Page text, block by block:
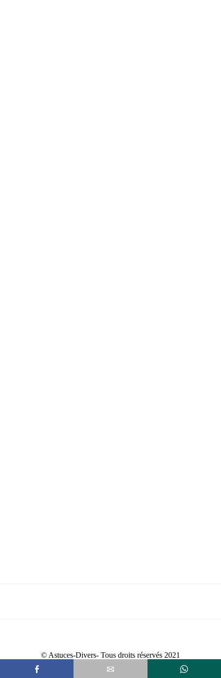
© Astuces-Divers- Tous droits réservés 2021